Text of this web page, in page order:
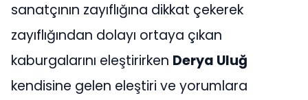
sanatçının zayıflığına dikkat çekerek
zayıflığından dolayı ortaya çıkan
kaburgalarını eleştirirken Derya Uluğ
kendisine gelen eleştiri ve yorumlara